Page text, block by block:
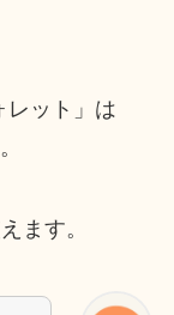
レット」は
ます。